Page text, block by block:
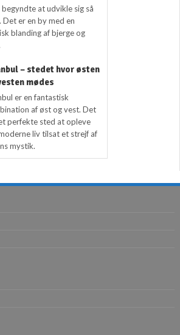
at udvikle sig så
Det er en by med en
blanding af bjerge og
– stedet hvor østen
mødes
er en fantastisk
af øst og vest. Det
perfekte sted at opleve
liv tilsat et strejf af
mystik.